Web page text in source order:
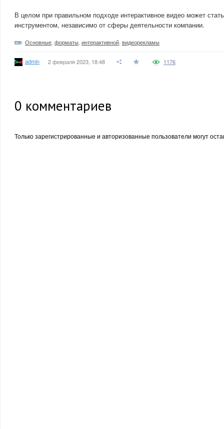
В целом при правильном подходе интерактивное видео может
инструментом, независимо от сферы деятельности компании.
Основные форматы интерактивной видеорекламы
admin 2 февраля 2023, 18:48 1176
0 комментариев
Только зарегистрированные и авторизованные пользователи могут